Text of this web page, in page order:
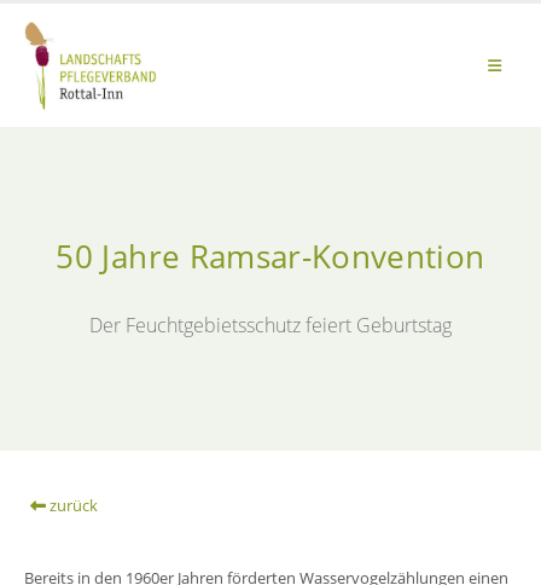
50 Jahre Ramsar-Konvention
Der Feuchtgebietsschutz feiert Geburtstag
zurück
Bereits in den 1960er Jahren förderten Wasservogelzählungen einen